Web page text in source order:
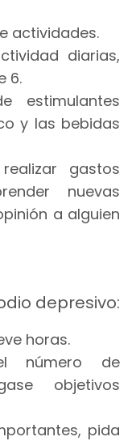
actividades.
diarias,
6.
estimulantes
y las bebidas
gastos
nuevas
a alguien
depresivo:
horas.
número de
objetivos
pida